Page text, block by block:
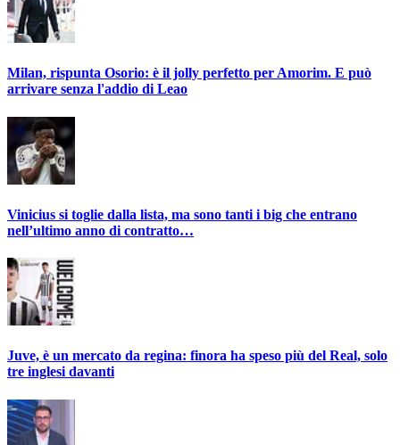
Milan, rispunta Osorio: è il jolly perfetto per Amorim. E può
arrivare senza l'addio di Leao
Vinicius si toglie dalla lista, ma sono tanti i big che entrano
nell’ultimo anno di contratto…
Juve, è un mercato da regina: finora ha speso più del Real, solo
tre inglesi davanti